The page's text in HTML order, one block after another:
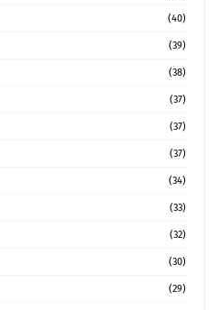
(40)
(39)
(38)
(37)
(37)
(37)
(34)
(33)
(32)
(30)
(29)